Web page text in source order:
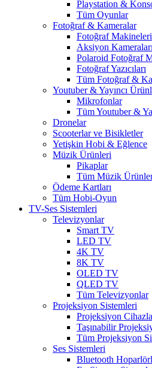
Playstation &
Tüm Oyunlar
Fotoğraf & Kameralar
Fotoğraf Makineleri
Aksiyon Kameraları
Polaroid Fotoğraf
Fotoğraf Yazıcıları
Tüm Fotoğraf &
Youtuber & Yayıncı
Mikrofonlar
Tüm Youtuber &
Dronelar
Scooterlar ve Bisikletler
Yetişkin Hobi & Eğlence
Müzik Ürünleri
Pikaplar
Tüm Müzik
Ödeme Kartları
Tüm Hobi-Oyun
TV-Ses Sistemleri
Televizyonlar
Smart TV
LED TV
4K TV
8K TV
OLED TV
QLED TV
Tüm Televizyonlar
Projeksiyon Sistemleri
Projeksiyon
Taşınabilir
Tüm Projeksiyon
Ses Sistemleri
Bluetooth